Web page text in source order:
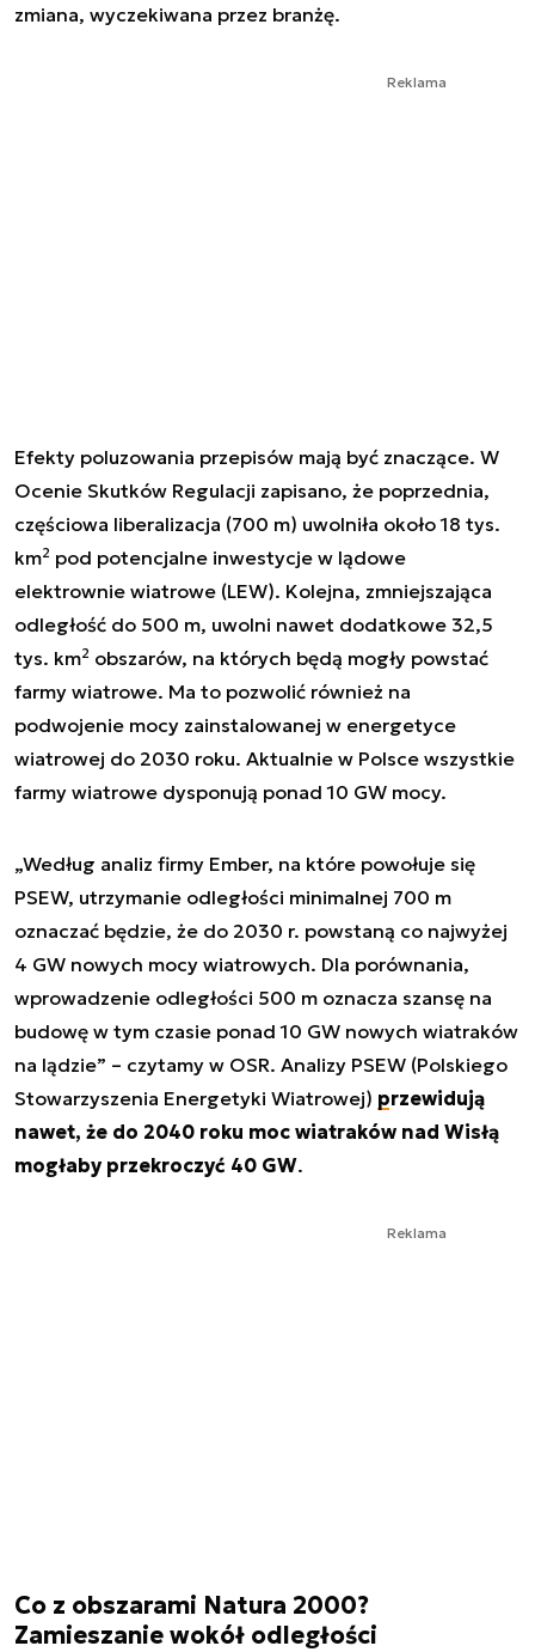
zmiana, wyczekiwana przez branżę.
Reklama
Efekty poluzowania przepisów mają być znaczące. W
Ocenie Skutków Regulacji zapisano, że poprzednia,
częściowa liberalizacja (700 m) uwolniła około 18 tys.
km2 pod potencjalne inwestycje w lądowe
elektrownie wiatrowe (LEW). Kolejna, zmniejszająca
odległość do 500 m, uwolni nawet dodatkowe 32,5
tys. km2 obszarów, na których będą mogły powstać
farmy wiatrowe. Ma to pozwolić również na
podwojenie mocy zainstalowanej w energetyce
wiatrowej do 2030 roku. Aktualnie w Polsce wszystkie
farmy wiatrowe dysponują ponad 10 GW mocy.
„Według analiz firmy Ember, na które powołuje się
PSEW, utrzymanie odległości minimalnej 700 m
oznaczać będzie, że do 2030 r. powstaną co najwyżej
4 GW nowych mocy wiatrowych. Dla porównania,
wprowadzenie odległości 500 m oznacza szansę na
budowę w tym czasie ponad 10 GW nowych wiatraków
na lądzie” – czytamy w OSR. Analizy PSEW (Polskiego
Stowarzyszenia Energetyki Wiatrowej) przewidują
nawet, że do 2040 roku moc wiatraków nad Wisłą
mogłaby przekroczyć 40 GW.
Reklama
Co z obszarami Natura 2000?
Zamieszanie wokół odległości